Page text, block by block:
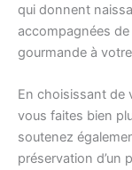
qui donnent
accompagnées
gourmande à
En choisissant de
vous faites bien
soutenez
préservation d’un